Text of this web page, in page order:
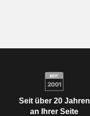
Seit über 20 Jahren
an Ihrer Seite